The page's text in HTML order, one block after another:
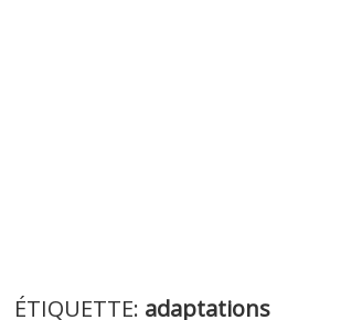
ÉTIQUETTE: adaptations